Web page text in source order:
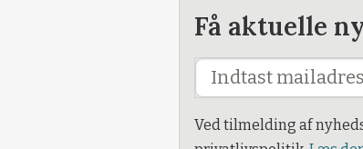
Få aktuelle
Ved tilmelding af